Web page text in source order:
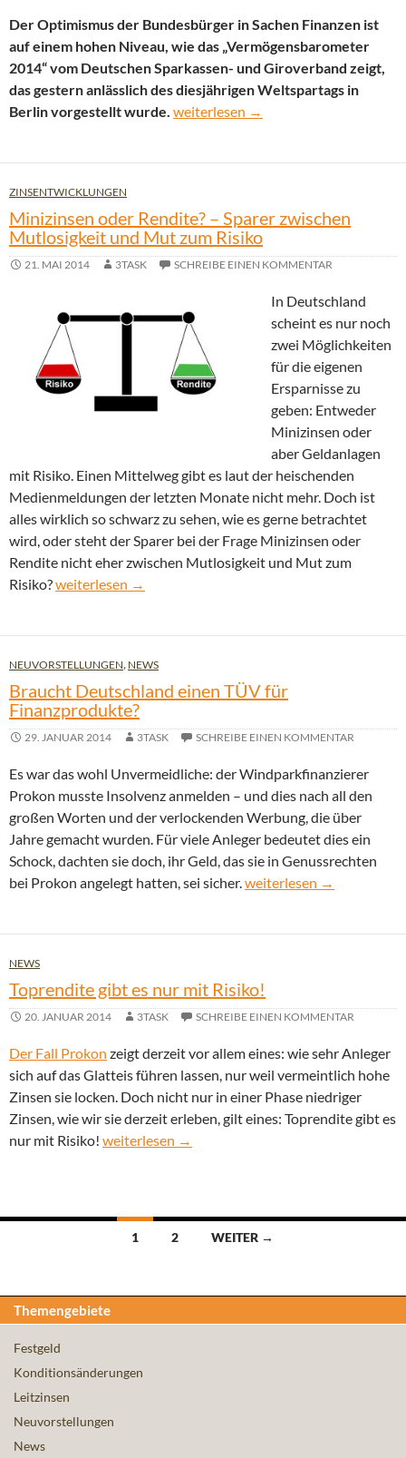
Der Optimismus der Bundesbürger in Sachen Finanzen ist
auf einem hohen Niveau, wie das „Vermögensbarometer
2014“ vom Deutschen Sparkassen- und Giroverband zeigt,
das gestern anlässlich des diesjährigen Weltspartags in
Berlin vorgestellt wurde. Vermögensbarometer 2014 des
weiterlesen →
ZINSENTWICKLUNGEN
Minizinsen oder Rendite? – Sparer zwischen
Mutlosigkeit und Mut zum Risiko
21. MAI 2014 3TASK SCHREIBE EINEN KOMMENTAR
In Deutschland
scheint es nur noch
zwei Möglichkeiten
für die eigenen
Ersparnisse zu
geben: Entweder
Minizinsen oder
aber Geldanlagen
mit Risiko. Einen Mittelweg gibt es laut der heischenden
Medienmeldungen der letzten Monate nicht mehr. Doch ist
alles wirklich so schwarz zu sehen, wie es gerne betrachtet
wird, oder steht der Sparer bei der Frage Minizinsen oder
Rendite nicht eher zwischen Mutlosigkeit und Mut zum
Risiko?Minizinsen oder Rendite? – Sparer zwischen
weiterlesen →
NEUVORSTELLUNGEN, NEWS
Braucht Deutschland einen TÜV für
Finanzprodukte?
29. JANUAR 2014 3TASK SCHREIBE EINEN KOMMENTAR
Es war das wohl Unvermeidliche: der Windparkfinanzierer
Prokon musste Insolvenz anmelden – und dies nach all den
großen Worten und der verlockenden Werbung, die über
Jahre gemacht wurden. Für viele Anleger bedeutet dies ein
Schock, dachten sie doch, ihr Geld, das sie in Genussrechten
bei Prokon angelegt hatten, sei sicher.Braucht Deutschland
weiterlesen →
NEWS
Toprendite gibt es nur mit Risiko!
20. JANUAR 2014 3TASK SCHREIBE EINEN KOMMENTAR
Der Fall Prokon zeigt derzeit vor allem eines: wie sehr Anleger
sich auf das Glatteis führen lassen, nur weil vermeintlich hohe
Zinsen sie locken. Doch nicht nur in einer Phase niedriger
Zinsen, wie wir sie derzeit erleben, gilt eines: Toprendite gibt es
nur mit Risiko! Toprendite gibt es nur mit Risiko!
weiterlesen →
Beitragsnavigation
1 2 WEITER →
Themengebiete
Festgeld
Konditionsänderungen
Leitzinsen
Neuvorstellungen
News